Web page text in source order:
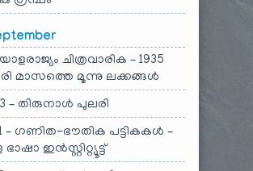
ചിത്രവാരിക – 1935
മാസത്തെ മൂന്നു ലക്കങ്ങൾ
– തിരുനാൾ പുലരി
– ഗണിത-ഭൗതിക പട്ടികകൾ –
ഇൻസ്റ്റിറ്റ്യൂട്ട്